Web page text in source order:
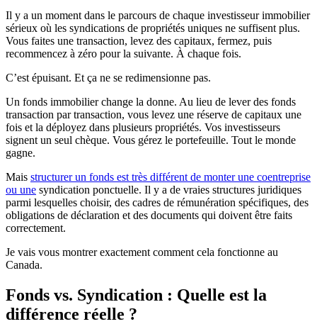
Il y a un moment dans le parcours de chaque investisseur immobilier
sérieux où les syndications de propriétés uniques ne suffisent plus.
Vous faites une transaction, levez des capitaux, fermez, puis
recommencez à zéro pour la suivante. À chaque fois.
C’est épuisant. Et ça ne se redimensionne pas.
Un fonds immobilier change la donne. Au lieu de lever des fonds
transaction par transaction, vous levez une réserve de capitaux une
fois et la déployez dans plusieurs propriétés. Vos investisseurs
signent un seul chèque. Vous gérez le portefeuille. Tout le monde
gagne.
Mais structurer un fonds est très différent de monter une coentreprise
ou une syndication ponctuelle. Il y a de vraies structures juridiques
parmi lesquelles choisir, des cadres de rémunération spécifiques, des
obligations de déclaration et des documents qui doivent être faits
correctement.
Je vais vous montrer exactement comment cela fonctionne au
Canada.
Fonds vs. Syndication : Quelle est la
différence réelle ?